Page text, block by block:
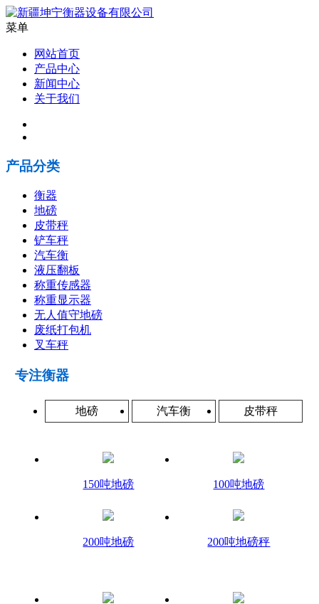
菜单
网站首页
产品中心
新闻中心
关于我们
产品分类
衡器
地磅
皮带秤
铲车秤
汽车衡
液压翻板
称重传感器
称重显示器
无人值守地磅
废纸打包机
叉车秤
专注衡器
地磅 汽车衡 皮带秤
150吨地磅 100吨地磅
200吨地磅 200吨地磅秤